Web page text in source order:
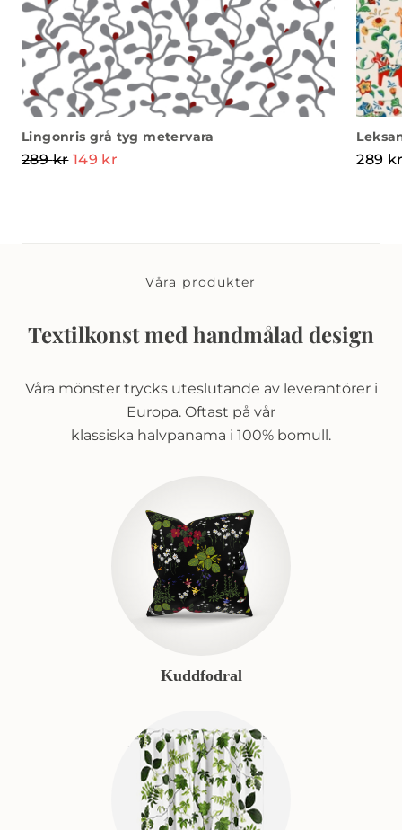
Lingonris grå tyg metervara
289kr 149 kr 289
Våra produkter
Textilkonst med handmålad design
Våra mönster trycks uteslutande av leverantörer i
Europa. Oftast på vår
klassiska halvpanama i 100% bomull.
Kuddfodral